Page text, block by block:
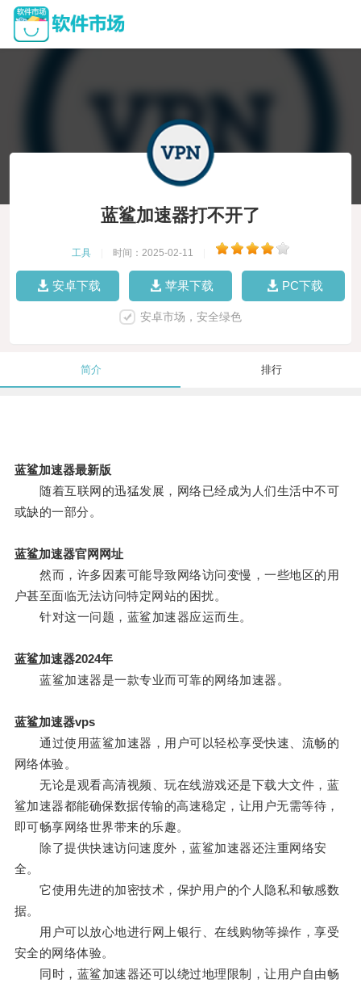
蓝鲨加速器打不开了
工具 时间：2025-02-11
安卓下载 苹果下载 PC下载
安卓市场，安全绿色
简介 排行
蓝鲨加速器最新版
随着互联网的迅猛发展，网络已经成为人们生活中不可
或缺的一部分。
蓝鲨加速器官网网址
然而，许多因素可能导致网络访问变慢，一些地区的用
户甚至面临无法访问特定网站的困扰。
针对这一问题，蓝鲨加速器应运而生。
蓝鲨加速器2024年
蓝鲨加速器是一款专业而可靠的网络加速器。
蓝鲨加速器vps
通过使用蓝鲨加速器，用户可以轻松享受快速、流畅的
网络体验。
无论是观看高清视频、玩在线游戏还是下载大文件，蓝
鲨加速器都能确保数据传输的高速稳定，让用户无需等待，
即可畅享网络世界带来的乐趣。
除了提供快速访问速度外，蓝鲨加速器还注重网络安
全。
它使用先进的加密技术，保护用户的个人隐私和敏感数
据。
用户可以放心地进行网上银行、在线购物等操作，享受
安全的网络体验。
同时，蓝鲨加速器还可以绕过地理限制，让用户自由畅